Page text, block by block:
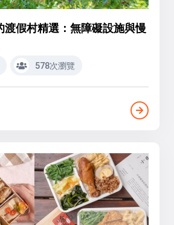
渡假村精選：無障礙設施與慢
578次瀏覽